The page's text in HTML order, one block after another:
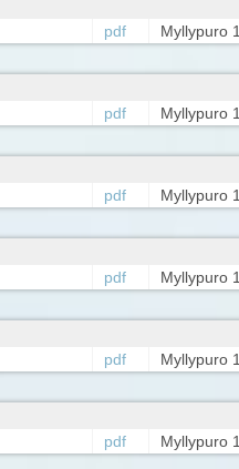
pdf Myllypuro 1
pdf Myllypuro 1
pdf Myllypuro 1
pdf Myllypuro 1
pdf Myllypuro 1
pdf Myllypuro 1